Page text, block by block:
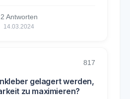
2 Antworten
14.03.2024
817
gelagert werden,
zu maximieren?